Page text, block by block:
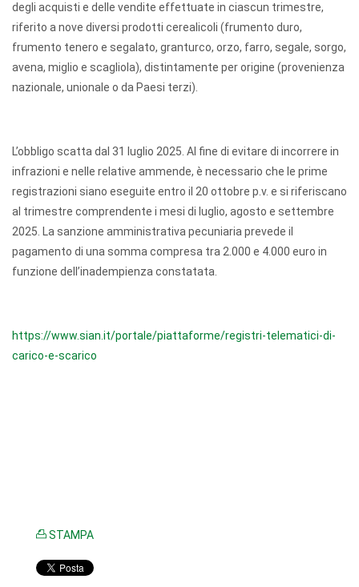
degli acquisti e delle vendite effettuate in ciascun trimestre,
riferito a nove diversi prodotti cerealicoli (frumento duro,
frumento tenero e segalato, granturco, orzo, farro, segale, sorgo,
avena, miglio e scagliola), distintamente per origine (provenienza
nazionale, unionale o da Paesi terzi).
L’obbligo scatta dal 31 luglio 2025. Al fine di evitare di incorrere in
infrazioni e nelle relative ammende, è necessario che le prime
registrazioni siano eseguite entro il 20 ottobre p.v. e si riferiscano
al trimestre comprendente i mesi di luglio, agosto e settembre
2025. La sanzione amministrativa pecuniaria prevede il
pagamento di una somma compresa tra 2.000 e 4.000 euro in
funzione dell’inadempienza constatata.
https://www.sian.it/portale/piattaforme/registri-telematici-di-
carico-e-scarico
STAMPA